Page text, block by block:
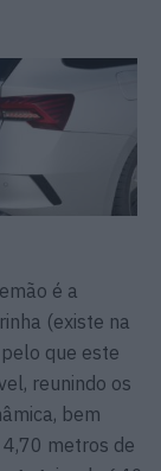
é a
(existe na
que este
reunindo os
bem
metros de